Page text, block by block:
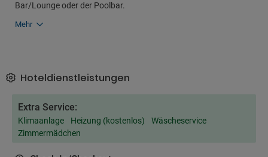
Bar/Lounge oder der Poolbar.
Mehr
Hoteldienstleistungen
Extra Service:
Klimaanlage Heizung (kostenlos)
Wäscheservice
Zimmermädchen